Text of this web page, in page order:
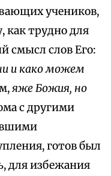
учеников,
как трудно для
смысл слов Его:
и како можем
яже Божия, но
с другими
готов был
для избежания